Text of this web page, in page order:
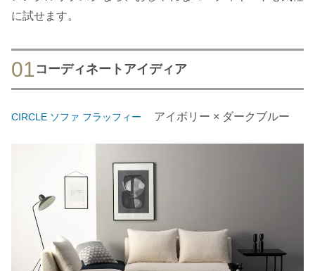
に試せます。
01コーディネートアイディア
CIRCLE ソファ フラッフィー アイボリー × ダークブルー